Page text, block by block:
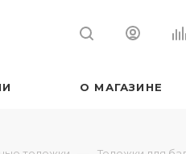
О МАГАЗИНЕ